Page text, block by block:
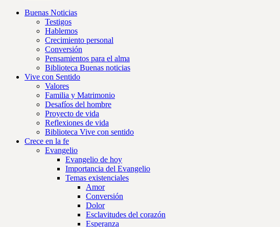
Buenas Noticias
Testigos
Hablemos
Crecimiento personal
Conversión
Pensamientos para el alma
Biblioteca Buenas noticias
Vive con Sentido
Valores
Familia y Matrimonio
Desafíos del hombre
Proyecto de vida
Reflexiones de vida
Biblioteca Vive con sentido
Crece en la fe
Evangelio
Evangelio de hoy
Importancia del Evangelio
Temas existenciales
Amor
Conversión
Dolor
Esclavitudes del corazón
Esperanza